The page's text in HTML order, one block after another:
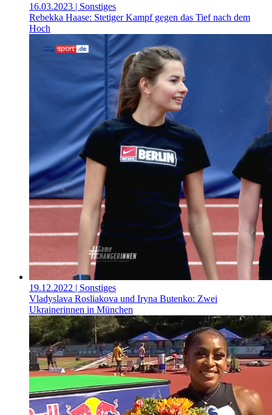
16.03.2023 | Sonstiges
Rebekka Haase: Stetiger Kampf gegen das Tief nach dem
Hoch
19.12.2022 | Sonstiges
Vladyslava Rosliakova und Iryna Butenko: Zwei
Ukrainerinnen in München